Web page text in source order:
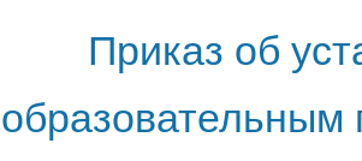
Приказ об
образовательным